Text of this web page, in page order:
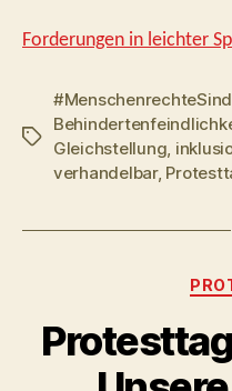
Forderungen in leichter
Schlagwörter
Gleichstellung,
verhandelbar,